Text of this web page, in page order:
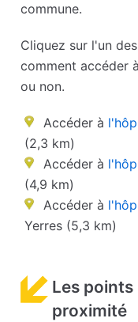
commune.
Cliquez sur l'un
comment accéder
ou non.
Accéder à
(2,3 km)
Accéder à
(4,9 km)
Accéder à
Yerres (5,3 km)
Les points
proximité